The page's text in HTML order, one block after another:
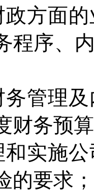
方面
程序、
务管理
财务预
实施
的要求；